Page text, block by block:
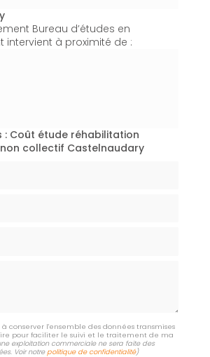
Bureau d’études en
intervient à proximité de :
Coût étude réhabilitation
collectif Castelnaudary
à conserver l'ensemble des données transmises
pour faciliter le suivi et le traitement de ma
exploitation commerciale ne sera faite des
Voir notre politique de confidentialité)